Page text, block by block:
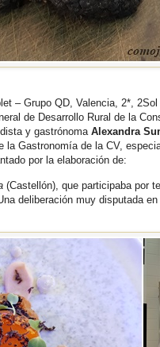
– Grupo QD, Valencia, 2*,
de Desarrollo Rural de la
y gastrónoma Alexandra
la Gastronomía de la CV,
por la elaboración de:
(Castellón), que participaba por
deliberación muy disputada